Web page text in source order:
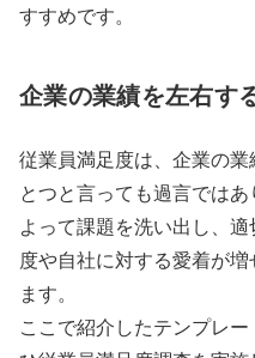
すすめです。
企業の業績を左右す
従業員満足度は、企業の
とつと言っても過言では
よって課題を洗い出し、
度や自社に対する愛着が
ます。
ここで紹介したテンプレ